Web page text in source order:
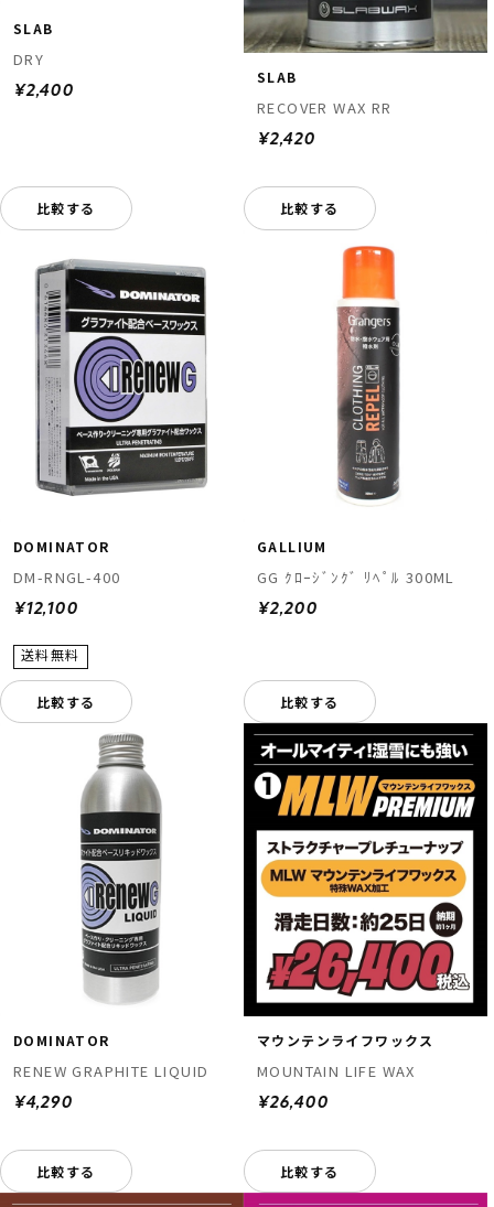
SLAB
DRY
¥2,400
比較する
SLAB
RECOVER WAX RR
¥2,420
比較する
DOMINATOR
DM-RNGL-400
¥12,100
比較する
GALLIUM
GG ｸﾛｰｼﾞﾝｸﾞ ﾘﾍﾟﾙ 300ML
¥2,200
比較する
DOMINATOR
RENEW GRAPHITE LIQUID
¥4,290
比較する
マウンテンライフワックス
MOUNTAIN LIFE WAX
¥26,400
比較する